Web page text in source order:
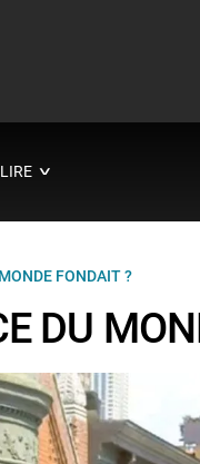
LIRE ∨
FONDAIT ?
DU